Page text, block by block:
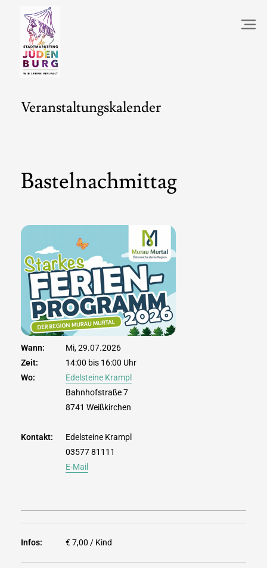
Veranstaltungskalender
Bastelnachmittag
Wann:
Mi, 29.07.2026
Zeit:
14:00 bis 16:00 Uhr
Wo:
Edelsteine Krampl
Bahnhofstraße 7
8741 Weißkirchen
Kontakt:
Edelsteine Krampl
03577 81111
E-Mail
Infos: € 7,00 / Kind